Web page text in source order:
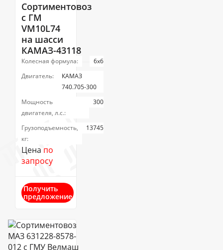
Сортиментовоз
с ГМ
VM10L74
на шасси
КАМАЗ-43118
Колесная формула:
6х6
Двигатель:
КАМАЗ
740.705-300
Мощность
двигателя, л.с.:
300
Грузоподъемность,
кг:
13745
Цена по
запросу
Получить
предложение